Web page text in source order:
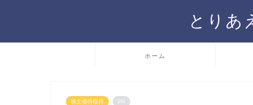
とりあ
ホーム
株主優待取得 PR